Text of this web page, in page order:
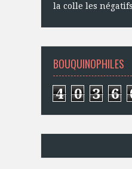
la colle les
BOUQUINOPHILES
4 0 3 6